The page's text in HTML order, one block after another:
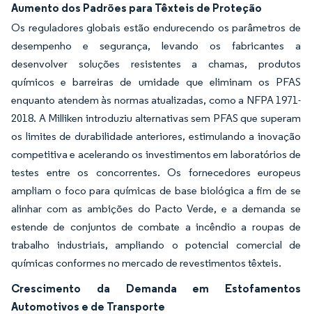
Aumento dos Padrões para Têxteis de Proteção
Os reguladores globais estão endurecendo os parâmetros de
desempenho e segurança, levando os fabricantes a
desenvolver soluções resistentes a chamas, produtos
químicos e barreiras de umidade que eliminam os PFAS
enquanto atendem às normas atualizadas, como a NFPA 1971-
2018. A Milliken introduziu alternativas sem PFAS que superam
os limites de durabilidade anteriores, estimulando a inovação
competitiva e acelerando os investimentos em laboratórios de
testes entre os concorrentes. Os fornecedores europeus
ampliam o foco para químicas de base biológica a fim de se
alinhar com as ambições do Pacto Verde, e a demanda se
estende de conjuntos de combate a incêndio a roupas de
trabalho industriais, ampliando o potencial comercial de
químicas conformes no mercado de revestimentos têxteis.
Crescimento da Demanda em Estofamentos
Automotivos e de Transporte